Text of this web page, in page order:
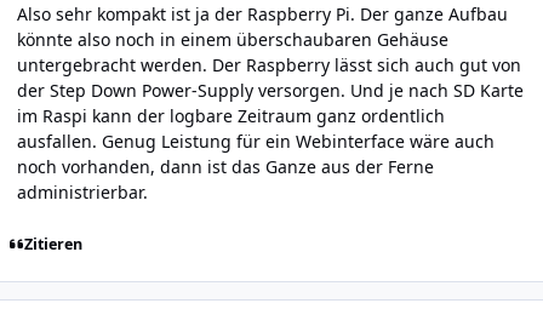
Also sehr kompakt ist ja der Raspberry Pi. Der ganze Aufbau
könnte also noch in einem überschaubaren Gehäuse
untergebracht werden. Der Raspberry lässt sich auch gut von
der Step Down Power-Supply versorgen. Und je nach SD Karte
im Raspi kann der logbare Zeitraum ganz ordentlich
ausfallen. Genug Leistung für ein Webinterface wäre auch
noch vorhanden, dann ist das Ganze aus der Ferne
administrierbar.
Zitieren